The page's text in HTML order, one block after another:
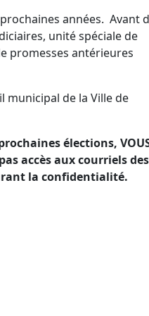
années. Avant
unité spéciale de
promesses antérieures
municipal de la Ville de
élections,
accès aux courriels des
la confidentialité.